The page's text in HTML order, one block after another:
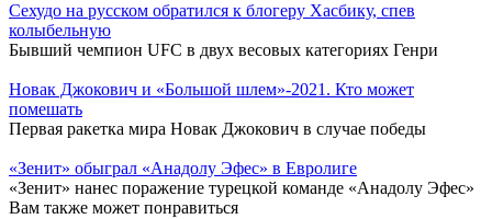
Сехудо на русском обратился к блогеру Хасбику, спев
колыбельную
Бывший чемпион UFC в двух весовых категориях Генри
Новак Джокович и «Большой шлем»-2021. Кто может
помешать
Первая ракетка мира Новак Джокович в случае победы
«Зенит» обыграл «Анадолу Эфес» в Евролиге
«Зенит» нанес поражение турецкой команде «Анадолу Эфес»
Вам также может понравиться